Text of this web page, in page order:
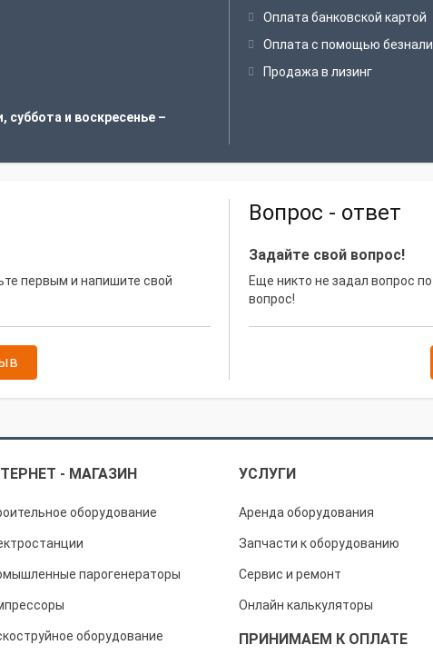
суббота и воскресенье –
Оплата банковской картой
Оплата с помощью
Продажа в лизинг
первым и напишите свой
Вопрос - ответ
Задайте свой вопрос!
Еще никто не задал вопрос
вопрос!
- МАГАЗИН УСЛУГИ
оборудование
парогенераторы
оборудование
Аренда оборудования
Запчасти к оборудованию
Сервис и ремонт
Онлайн калькуляторы
ПРИНИМАЕМ К ОПЛАТЕ